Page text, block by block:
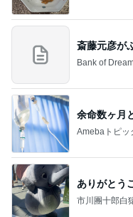
斎藤元彦が
Bank of
余命数ヶ月
Amebaトピッ
ありがとう
市川團十郎白